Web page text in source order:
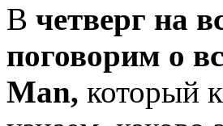
В четверг на
поговорим о
Man, который